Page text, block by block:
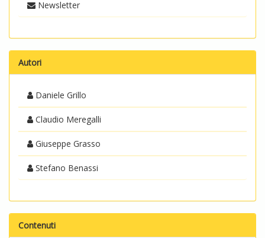
Newsletter
Autori
Daniele Grillo
Claudio Meregalli
Giuseppe Grasso
Stefano Benassi
Contenuti